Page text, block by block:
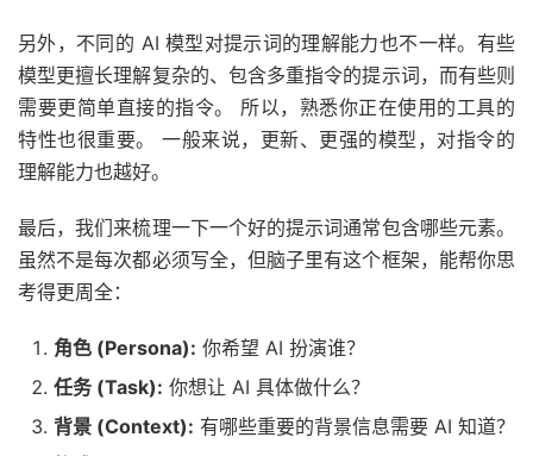
另外，不同的 AI 模型对提示词的理解能力也不一样。有些
模型更擅长理解复杂的、包含多重指令的提示词，而有些则
需要更简单直接的指令。 所以，熟悉你正在使用的工具的
特性也很重要。 一般来说，更新、更强的模型，对指令的
理解能力也越好。
最后，我们来梳理一下一个好的提示词通常包含哪些元素。
虽然不是每次都必须写全，但脑子里有这个框架，能帮你思
考得更周全：
角色 (Persona): 你希望 AI 扮演谁？
任务 (Task): 你想让 AI 具体做什么？
背景 (Context): 有哪些重要的背景信息需要 AI 知道？